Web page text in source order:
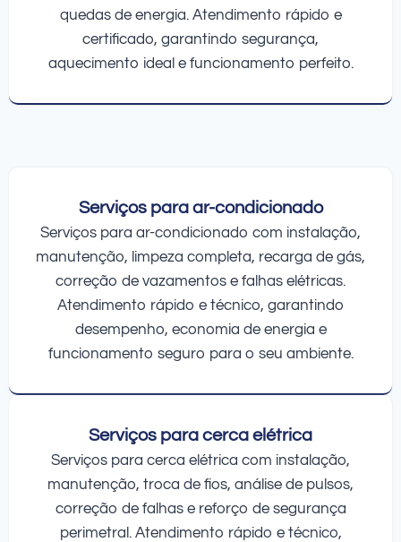
quedas de energia. Atendimento rápido e
certificado, garantindo segurança,
aquecimento ideal e funcionamento perfeito.
Serviços para ar-condicionado
Serviços para ar-condicionado com instalação,
manutenção, limpeza completa, recarga de gás,
correção de vazamentos e falhas elétricas.
Atendimento rápido e técnico, garantindo
desempenho, economia de energia e
funcionamento seguro para o seu ambiente.
Serviços para cerca elétrica
Serviços para cerca elétrica com instalação,
manutenção, troca de fios, análise de pulsos,
correção de falhas e reforço de segurança
perimetral. Atendimento rápido e técnico,